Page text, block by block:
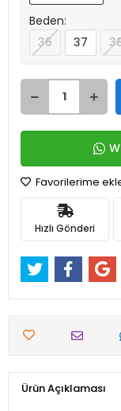
Beden:
36
37
Favorilerime
Hızlı Gönderi
Ürün Açıklaması